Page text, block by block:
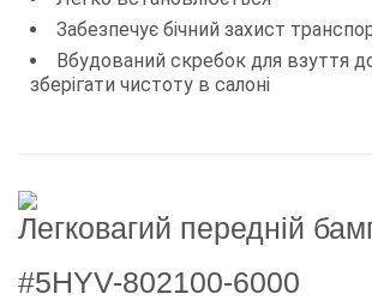
Забезпечує бічний захист
Вбудований скребок для взуття
зберігати чистоту в салоні
Легковагий передній
#5HYV-802100-6000